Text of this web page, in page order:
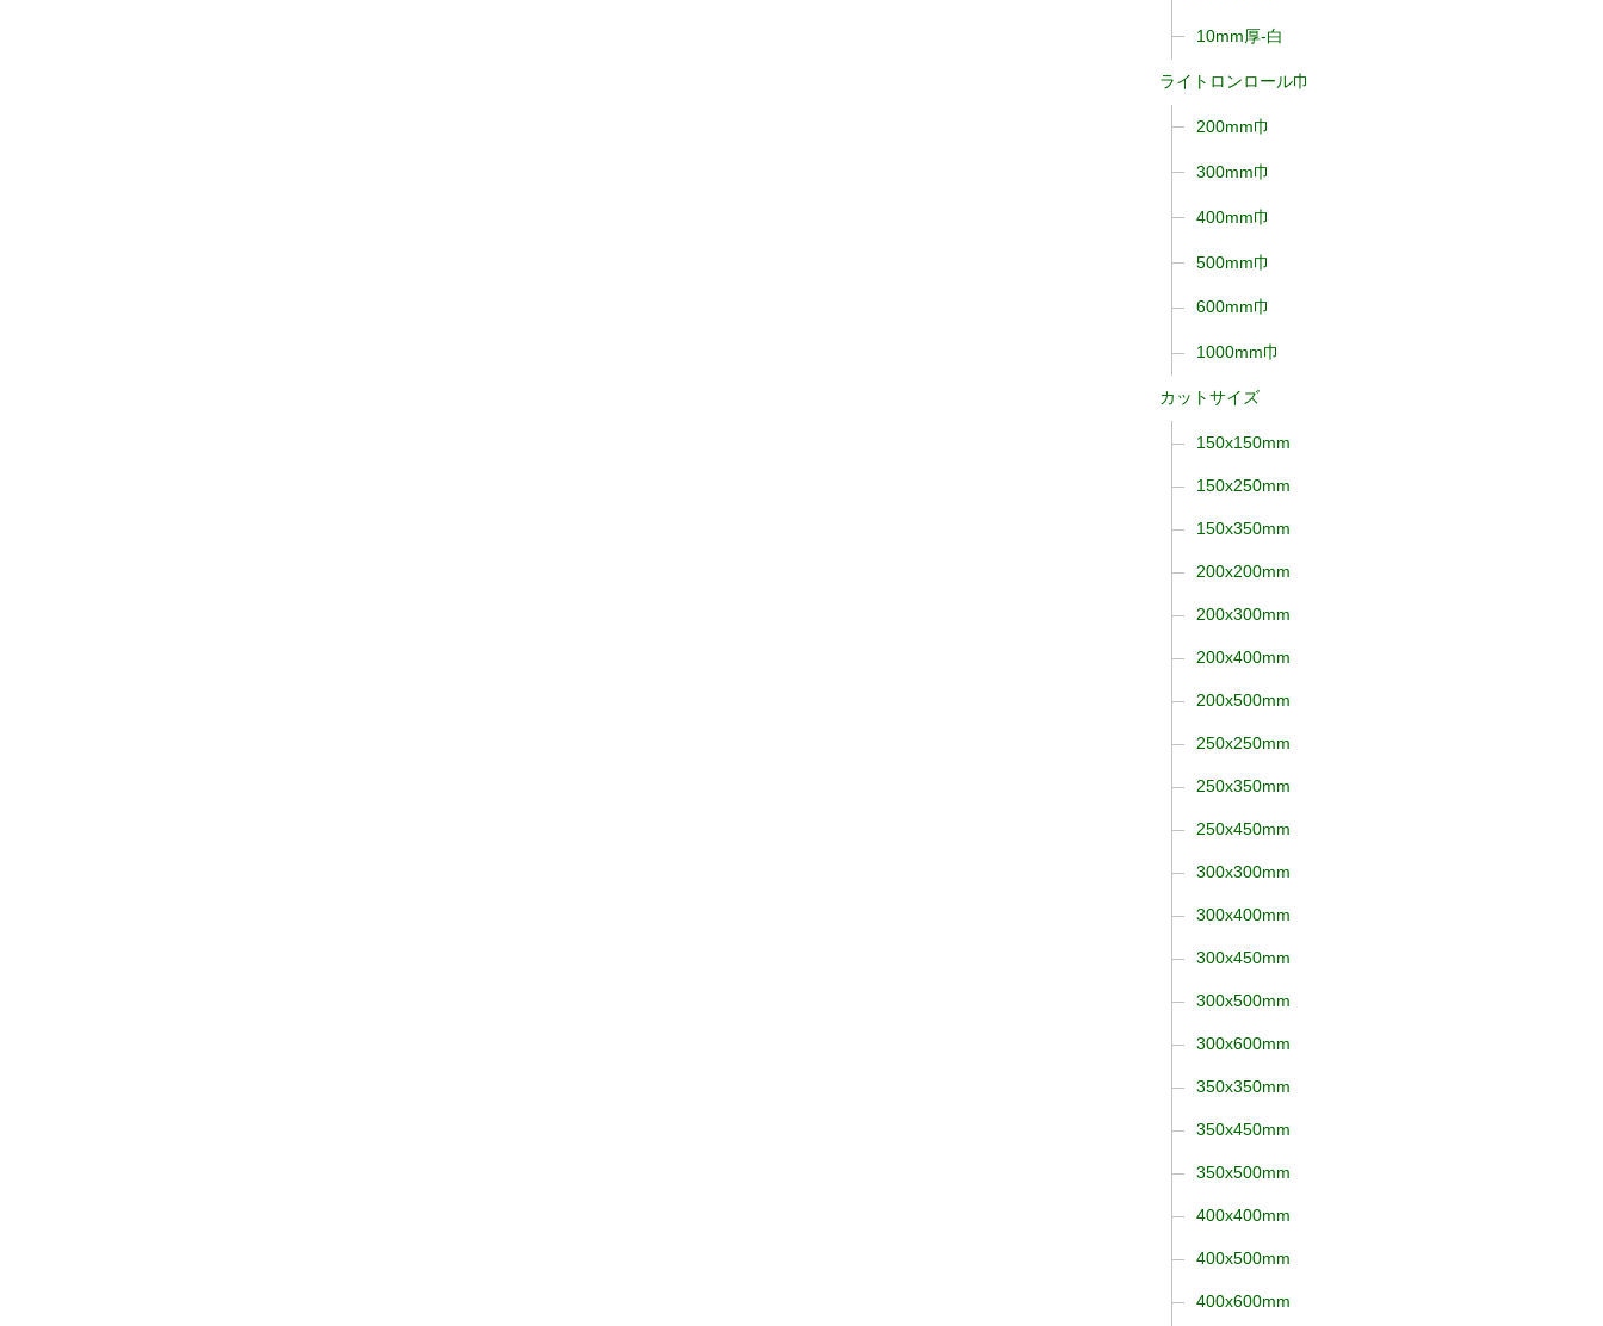
10mm厚-白
ライトロンロール巾
200mm巾
300mm巾
400mm巾
500mm巾
600mm巾
1000mm巾
カットサイズ
150x150mm
150x250mm
150x350mm
200x200mm
200x300mm
200x400mm
200x500mm
250x250mm
250x350mm
250x450mm
300x300mm
300x400mm
300x450mm
300x500mm
300x600mm
350x350mm
350x450mm
350x500mm
400x400mm
400x500mm
400x600mm